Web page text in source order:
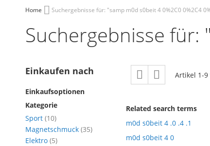
Home Suchergebnisse für: "samp m0d s0beit 4 0%2C0 0%2C4
Suchergebnisse für:
Ansicht
als
Raster Artikel 1-9
Related search terms
m0d s0beit 4 .0 .4 .1
m0d s0beit 4 0
Einkaufen nach
Einkaufsoptionen
Kategorie
Sport 10Artikel
Magnetschmuck 35Artikel
Elektro 5Artikel